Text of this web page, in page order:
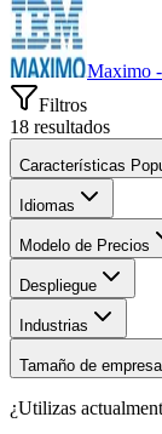
Maximo
Filtros
18 resultados
Características
Idiomas
Modelo de Precios
Despliegue
Industrias
Tamaño de empresa
¿Utilizas